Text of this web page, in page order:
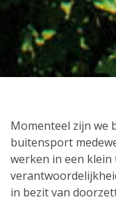
Momenteel zijn we
buitensport
werken in een klein
in bezit van